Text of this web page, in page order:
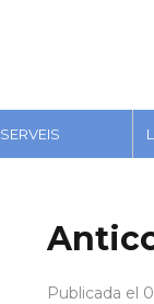
SERVEIS
Publicada el